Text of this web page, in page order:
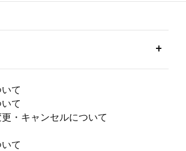
て
て
・キャンセルについて
て